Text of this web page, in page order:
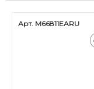
Арт. M66811EARU